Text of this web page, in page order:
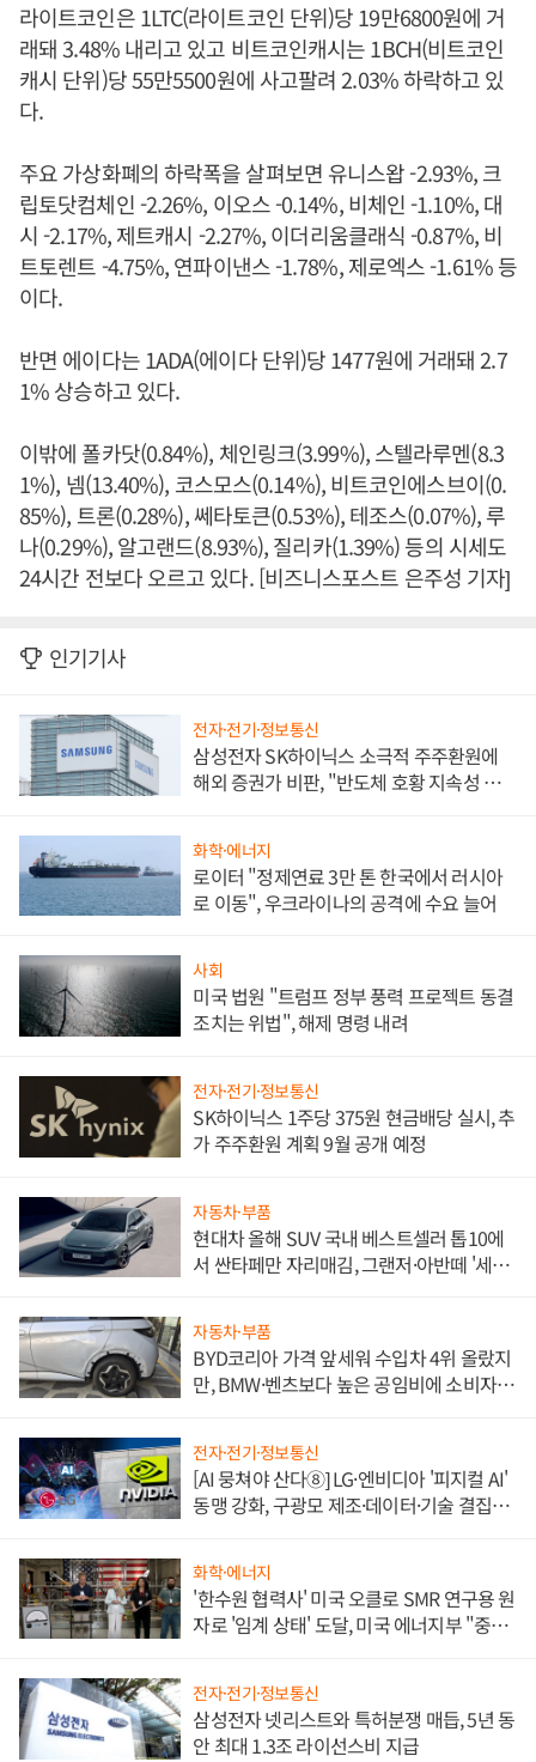
라이트코인은 1LTC(라이트코인 단위)당 19만6800원에 거
래돼 3.48% 내리고 있고 비트코인캐시는 1BCH(비트코인
캐시 단위)당 55만5500원에 사고팔려 2.03% 하락하고 있
다.
주요 가상화폐의 하락폭을 살펴보면 유니스왑 -2.93%, 크
립토닷컴체인 -2.26%, 이오스 -0.14%, 비체인 -1.10%, 대
시 -2.17%, 제트캐시 -2.27%, 이더리움클래식 -0.87%, 비
트토렌트 -4.75%, 연파이낸스 -1.78%, 제로엑스 -1.61% 등
이다.
반면 에이다는 1ADA(에이다 단위)당 1477원에 거래돼 2.7
1% 상승하고 있다.
이밖에 폴카닷(0.84%), 체인링크(3.99%), 스텔라루멘(8.3
1%), 넴(13.40%), 코스모스(0.14%), 비트코인에스브이(0.
85%), 트론(0.28%), 쎄타토큰(0.53%), 테조스(0.07%), 루
나(0.29%), 알고랜드(8.93%), 질리카(1.39%) 등의 시세도
24시간 전보다 오르고 있다. [비즈니스포스트 은주성 기자]
인기기사
전자·전기·정보통신
삼성전자 SK하이닉스 소극적 주주환원에
해외 증권가 비판, "반도체 호황 지속성 의
화학·에너지
로이터 "정제연료 3만 톤 한국에서 러시아
로 이동", 우크라이나의 공격에 수요 늘어
사회
미국 법원 "트럼프 정부 풍력 프로젝트 동결
조치는 위법", 해제 명령 내려
전자·전기·정보통신
SK하이닉스 1주당 375원 현금배당 실시, 추
가 주주환원 계획 9월 공개 예정
자동차·부품
현대차 올해 SUV 국내 베스트셀러 톱10에
서 싼타페만 자리매김, 그랜저·아반떼 '세단
자동차·부품
BYD코리아 가격 앞세워 수입차 4위 올랐지
만, BMW·벤츠보다 높은 공임비에 소비자
전자·전기·정보통신
[AI 뭉쳐야 산다⑧] LG·엔비디아 '피지컬 AI'
동맹 강화, 구광모 제조·데이터·기술 결집
화학·에너지
'한수원 협력사' 미국 오클로 SMR 연구용 원
자로 '임계 상태' 도달, 미국 에너지부 "중요
전자·전기·정보통신
삼성전자 넷리스트와 특허분쟁 매듭, 5년 동
안 최대 1.3조 라이선스비 지급